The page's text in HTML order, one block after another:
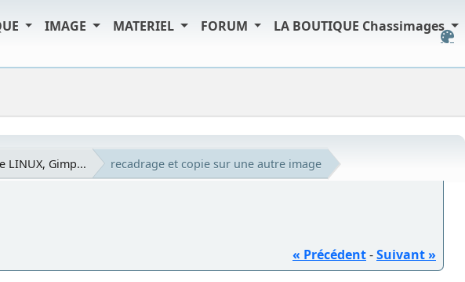
IMAGE MATERIEL FORUM LA BOUTIQUE Chassimages
LINUX, Gimp... recadrage et copie sur une autre image
« Précédent-Suivant »